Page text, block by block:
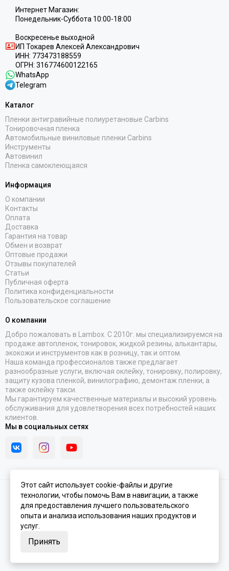
Интернет Магазин:
Понедельник-Суббота 10:00-18:00
Воскресенье выходной
ИП Токарев Алексей Александрович
ИНН: 773473188559
ОГРН: 316774600122165
WhatsApp
Telegram
Каталог
Пленки антигравийные полиуретановые Carbins
Тонировочная пленка
Автомобильные виниловые пленки Carbins
Инструменты
Автовинил
Пленка самоклеющаяся
Информация
О компании
Контакты
Оплата
Доставка
Гарантия на товар
Обмен и возврат
Оптовые продажи
Отзывы покупателей
Статьи
Публичная оферта
Политика конфиденциальности
Пользовательское соглашение
О компании
Добро пожаловать в Lambox. С 2010г. мы специализируемся на
продаже автопленок, тонировок, жидкой резины, алькантары,
экокожи и инструментов как в розницу, так и оптом.
Наша команда профессионалов также предлагает
разнообразные услуги, включая оклейку, тонировку, полировку,
защиту кузова пленкой, винилографию, демонтаж пленки, а
также оклейку такси.
Мы гарантируем качественные материалы и высокий уровень
обслуживания для удовлетворения всех потребностей наших
клиентов.
Мы в социальных сетях
2026 © Lambox.ru.Карта сайта
Сделано вMOSK.STUDIOдля платформыInSales
Этот сайт использует cookie-файлы и другие
технологии, чтобы помочь Вам в навигации, а также
для предоставления лучшего пользовательского
опыта и анализа использования наших продуктов и
услуг.
Принять